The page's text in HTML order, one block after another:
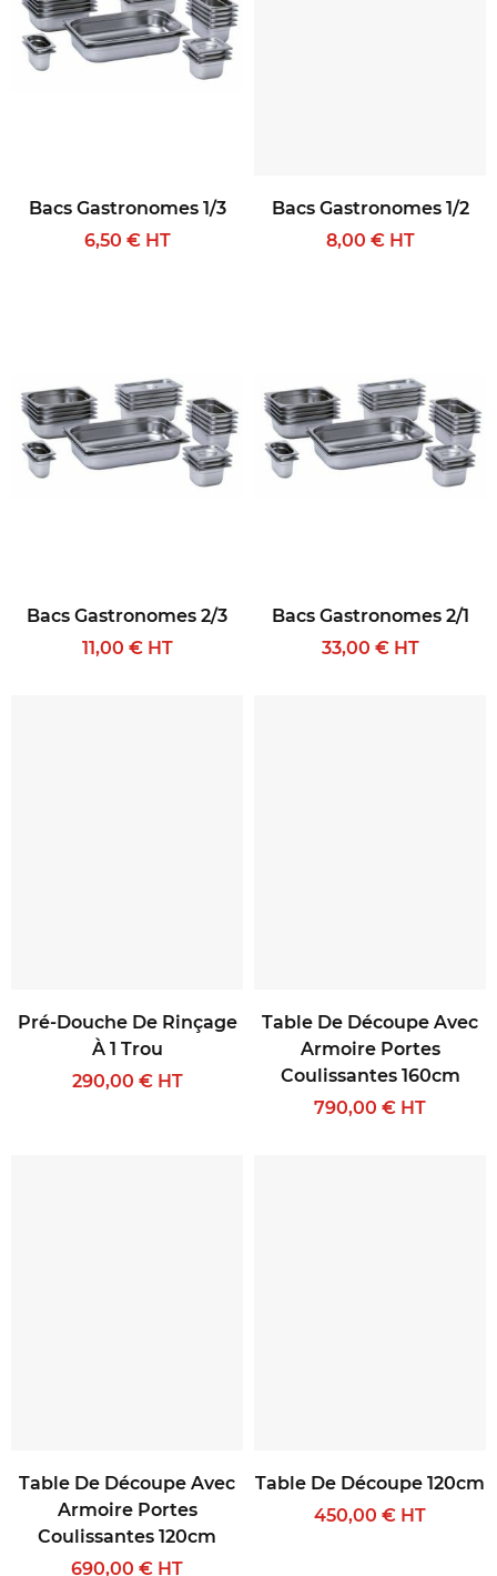
Bacs Gastronomes 1/3
6,50 € HT
Bacs Gastronomes 1/2
8,00 € HT
Bacs Gastronomes 2/3
11,00 € HT
Bacs Gastronomes 2/1
33,00 € HT
Pré-Douche De Rinçage
À 1 Trou
290,00 € HT
Table De Découpe Avec
Armoire Portes
Coulissantes 160cm
790,00 € HT
Table De Découpe Avec
Armoire Portes
Coulissantes 120cm
690,00 € HT
Table De Découpe 120cm
450,00 € HT